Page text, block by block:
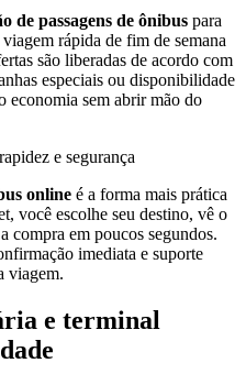
de passagens de ônibus para
rápida de fim de semana
são liberadas de acordo com
especiais ou disponibilidade
economia sem abrir mão do
e segurança
online é a forma mais prática
você escolhe seu destino, vê o
compra em poucos segundos.
imediata e suporte
viagem.
e terminal